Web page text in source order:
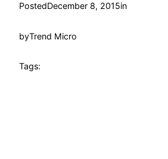
PostedDecember 8, 2015in
byTrend Micro
Tags: